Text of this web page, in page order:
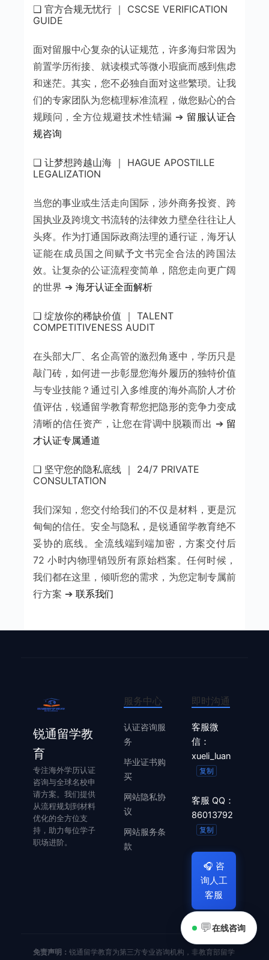
❑ 官方合规无忧行 ｜ CSCSE VERIFICATION
GUIDE
面对留服中心复杂的认证规范，许多海归常因为
前置学历衔接、就读模式等微小瑕疵而感到焦虑
和迷茫。其实，您不必独自面对这些繁琐。让我
们的专家团队为您梳理标准流程，做您贴心的合
规顾问，全方位规避技术性错漏 ➔ 留服认证合
规咨询
❑ 让梦想跨越山海 ｜ HAGUE APOSTILLE
LEGALIZATION
当您的事业或生活走向国际，涉外商务投资、跨
国执业及跨境文书流转的法律效力壁垒往往让人
头疼。作为打通国际政商法理的通行证，海牙认
证能在成员国之间赋予文书完全合法的跨国法
效。让复杂的公证流程变简单，陪您走向更广阔
的世界 ➔ 海牙认证全面解析
❑ 绽放你的稀缺价值 ｜ TALENT
COMPETITIVENESS AUDIT
在头部大厂、名企高管的激烈角逐中，学历只是
敲门砖，如何进一步彰显您海外履历的独特价值
与专业技能？通过引入多维度的海外高阶人才价
值评估，锐通留学教育帮您把隐形的竞争力变成
清晰的信任资产，让您在背调中脱颖而出 ➔ 留
才认证专属通道
❑ 坚守您的隐私底线 ｜ 24/7 PRIVATE
CONSULTATION
我们深知，您交付给我们的不仅是材料，更是沉
甸甸的信任。安全与隐私，是锐通留学教育绝不
妥协的底线。全流线端到端加密，方案交付后
72 小时内物理销毁所有原始档案。任何时候，
我们都在这里，倾听您的需求，为您定制专属前
行方案 ➔ 联系我们
锐通留学教
育
专注海外学历认证
咨询与全球名校申
请方案。我们提供
从流程规划到材料
优化的全方位支
持，助力每位学子
职场进阶。
服务中心
认证咨询服
务
毕业证书购
买
网站隐私协
议
网站服务条
款
即时沟通
客服微
信：
xueli_luan
复制
客服 QQ：
86013792
复制
🎧 咨
询人工
客服
免责声明： 锐通留学教育为第三方专业咨询机构，非教育部留学
💬在线咨询